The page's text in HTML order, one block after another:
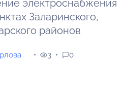
электроснабжения
Заларинского,
районов
3 0